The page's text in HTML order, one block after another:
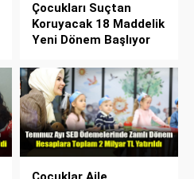
Çocukları Suçtan
Koruyacak 18 Maddelik
Yeni Dönem Başlıyor